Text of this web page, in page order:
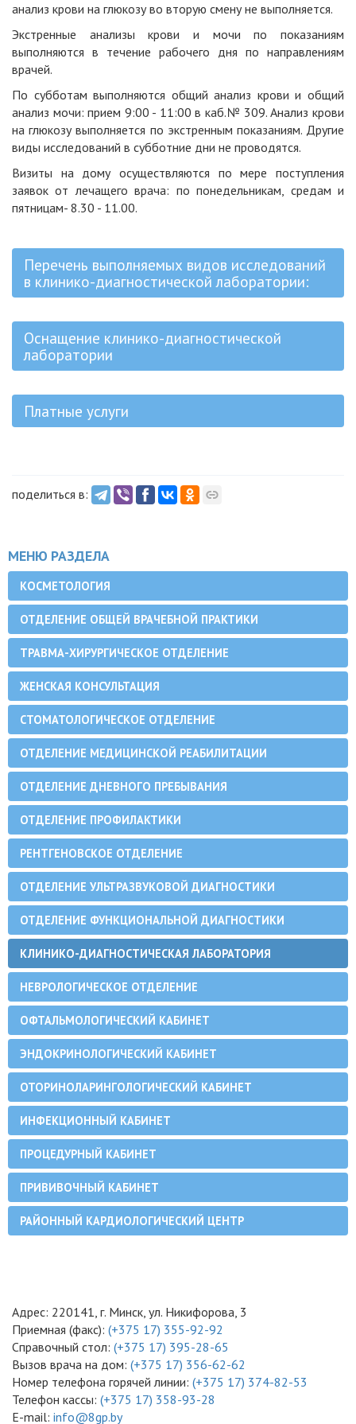
анализ крови на глюкозу во вторую смену не выполняется.
Экстренные анализы крови и мочи по показаниям
выполняются в течение рабочего дня по направлениям
врачей.
По субботам выполняются общий анализ крови и общий
анализ мочи: прием 9:00 - 11:00 в каб.№ 309. Анализ крови
на глюкозу выполняется по экстренным показаниям. Другие
виды исследований в субботние дни не проводятся.
Визиты на дому осуществляются по мере поступления
заявок от лечащего врача: по понедельникам, средам и
пятницам- 8.30 - 11.00.
Перечень выполняемых видов исследований
в клинико-диагностической лаборатории:
Оснащение клинико-диагностической
лаборатории
Платные услуги
поделиться в:
МЕНЮ РАЗДЕЛА
КОСМЕТОЛОГИЯ
ОТДЕЛЕНИЕ ОБЩЕЙ ВРАЧЕБНОЙ ПРАКТИКИ
ТРАВМА-ХИРУРГИЧЕСКОЕ ОТДЕЛЕНИЕ
ЖЕНСКАЯ КОНСУЛЬТАЦИЯ
СТОМАТОЛОГИЧЕСКОЕ ОТДЕЛЕНИЕ
ОТДЕЛЕНИЕ МЕДИЦИНСКОЙ РЕАБИЛИТАЦИИ
ОТДЕЛЕНИЕ ДНЕВНОГО ПРЕБЫВАНИЯ
ОТДЕЛЕНИЕ ПРОФИЛАКТИКИ
РЕНТГЕНОВСКОЕ ОТДЕЛЕНИЕ
ОТДЕЛЕНИЕ УЛЬТРАЗВУКОВОЙ ДИАГНОСТИКИ
ОТДЕЛЕНИЕ ФУНКЦИОНАЛЬНОЙ ДИАГНОСТИКИ
КЛИНИКО-ДИАГНОСТИЧЕСКАЯ ЛАБОРАТОРИЯ
НЕВРОЛОГИЧЕСКОЕ ОТДЕЛЕНИЕ
ОФТАЛЬМОЛОГИЧЕСКИЙ КАБИНЕТ
ЭНДОКРИНОЛОГИЧЕСКИЙ КАБИНЕТ
ОТОРИНОЛАРИНГОЛОГИЧЕСКИЙ КАБИНЕТ
ИНФЕКЦИОННЫЙ КАБИНЕТ
ПРОЦЕДУРНЫЙ КАБИНЕТ
ПРИВИВОЧНЫЙ КАБИНЕТ
РАЙОННЫЙ КАРДИОЛОГИЧЕСКИЙ ЦЕНТР
Адрес: 220141, г. Минск, ул. Никифорова, 3
Приемная (факс): (+375 17) 355-92-92
Справочный стол: (+375 17) 395-28-65
Вызов врача на дом: (+375 17) 356-62-62
Номер телефона горячей линии: (+375 17) 374-82-53
Телефон кассы: (+375 17) 358-93-28
E-mail: info@8gp.by